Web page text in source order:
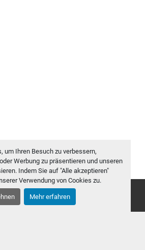
um Ihren Besuch zu verbessern,
Werbung zu präsentieren und unseren
Indem Sie auf "Alle akzeptieren"
Verwendung von Cookies zu.
Mehr erfahren